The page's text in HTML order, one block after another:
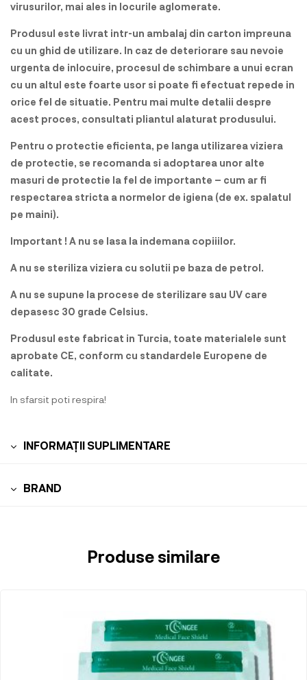
virusurilor, mai ales in locurile aglomerate.
Produsul este livrat intr-un ambalaj din carton impreuna
cu un ghid de utilizare. In caz de deteriorare sau nevoie
urgenta de inlocuire, procesul de schimbare a unui ecran
cu un altul este foarte usor si poate fi efectuat repede in
orice fel de situatie. Pentru mai multe detalii despre
acest proces, consultati pliantul alaturat produsului.
Pentru o protectie eficienta, pe langa utilizarea viziera
de protectie, se recomanda si adoptarea unor alte
masuri de protectie la fel de importante – cum ar fi
respectarea stricta a normelor de igiena (de ex. spalatul
pe maini).
Important ! A nu se lasa la indemana copiiilor.
A nu se steriliza viziera cu solutii pe baza de petrol.
A nu se supune la procese de sterilizare sau UV care
depasesc 30 grade Celsius.
Produsul este fabricat in Turcia, toate materialele sunt
aprobate CE, conform cu standardele Europene de
calitate.
In sfarsit poti respira!
INFORMAȚII SUPLIMENTARE
BRAND
Produse similare